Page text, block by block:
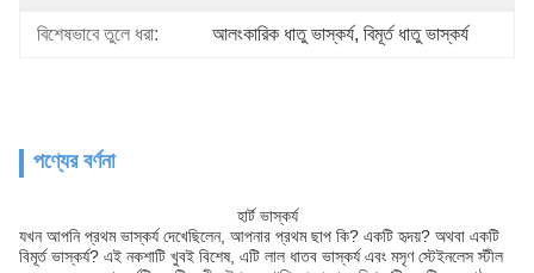
বিশেষভাবে তুলে ধরা: আলংকারিক ধাতু ভাস্কর্য, বিমূর্ত ধাতু ভাস্কর্য
পণ্যের বর্ণনা
হার্ট ভাস্কর্য
যখন আপনি প্রথম ভাস্কর্য দেখেছিলেন, আপনার প্রথম ছাপ কি? একটি হৃদয়? অথবা একটি
বিমূর্ত ভাস্কর্য? এই নকশাটি খুবই বিশেষ, এটি লাল ধাতব ভাস্কর্য এবং মসৃণ স্টেইনলেস স্টীল